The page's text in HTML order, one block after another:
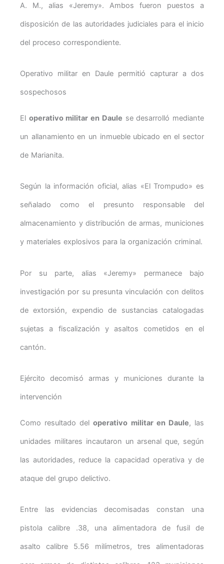
A. M., alias «Jeremy». Ambos fueron puestos a
disposición de las autoridades judiciales para el inicio
del proceso correspondiente.
Operativo militar en Daule permitió capturar a dos
sospechosos
El operativo militar en Daule se desarrolló mediante
un allanamiento en un inmueble ubicado en el sector
de Marianita.
Según la información oficial, alias «El Trompudo» es
señalado como el presunto responsable del
almacenamiento y distribución de armas, municiones
y materiales explosivos para la organización criminal.
Por su parte, alias «Jeremy» permanece bajo
investigación por su presunta vinculación con delitos
de extorsión, expendio de sustancias catalogadas
sujetas a fiscalización y asaltos cometidos en el
cantón.
Ejército decomisó armas y municiones durante la
intervención
Como resultado deloperativo militar en Daule, las
unidades militares incautaron un arsenal que, según
las autoridades, reduce la capacidad operativa y de
ataque del grupo delictivo.
Entre las evidencias decomisadas constan una
pistola calibre .38, una alimentadora de fusil de
asalto calibre 5.56 milímetros, tres alimentadoras